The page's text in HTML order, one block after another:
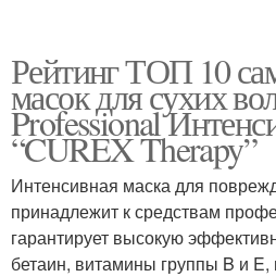
Рейтинг ТОП 10
масок для сухих
Professional
“CUREX Therapy”
Интенсивная маска для
принадлежит к средствам
гарантирует высокую
бетаин, витамины группы B и